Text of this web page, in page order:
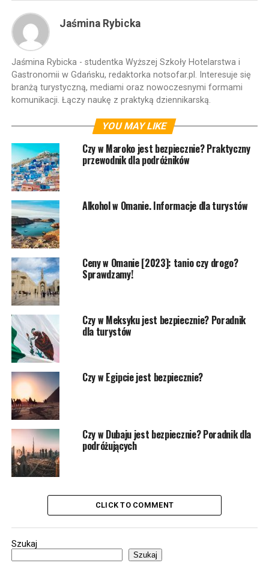
Jaśmina Rybicka
Jaśmina Rybicka - studentka Wyższej Szkoły Hotelarstwa i
Gastronomii w Gdańsku, redaktorka notsofar.pl. Interesuje się
branżą turystyczną, mediami oraz nowoczesnymi formami
komunikacji. Łączy naukę z praktyką dziennikarską.
YOU MAY LIKE
Czy w Maroko jest bezpiecznie? Praktyczny
przewodnik dla podróżników
Alkohol w Omanie. Informacje dla turystów
Ceny w Omanie [2023]: tanio czy drogo?
Sprawdzamy!
Czy w Meksyku jest bezpiecznie? Poradnik
dla turystów
Czy w Egipcie jest bezpiecznie?
Czy w Dubaju jest bezpiecznie? Poradnik dla
podróżujących
CLICK TO COMMENT
Szukaj
Szukaj